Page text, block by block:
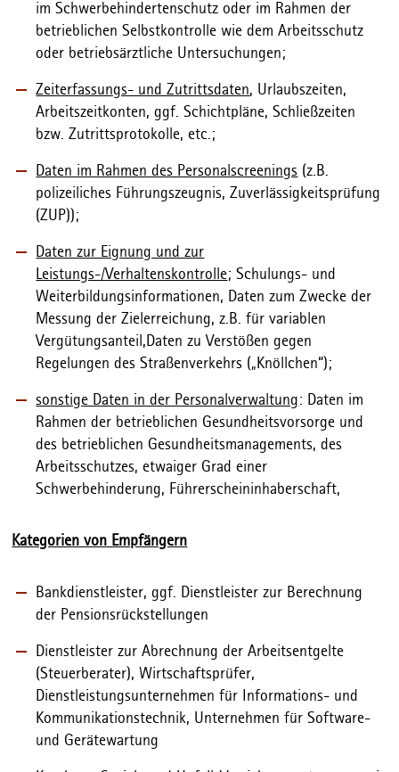
im Schwerbehindertenschutz oder im Rahmen der
betrieblichen Selbstkontrolle wie dem Arbeitsschutz
oder betriebsärztliche Untersuchungen;
Zeiterfassungs- und Zutrittsdaten, Urlaubszeiten,
Arbeitszeitkonten, ggf. Schichtpläne, Schließzeiten
bzw. Zutrittsprotokolle, etc.;
Daten im Rahmen des Personalscreenings (z.B.
polizeiliches Führungszeugnis, Zuverlässigkeitsprüfung
(ZUP));
Daten zur Eignung und zur
Leistungs-/Verhaltenskontrolle; Schulungs- und
Weiterbildungsinformationen, Daten zum Zwecke der
Messung der Zielerreichung, z.B. für variablen
Vergütungsanteil,Daten zu Verstößen gegen
Regelungen des Straßenverkehrs („Knöllchen“);
sonstige Daten in der Personalverwaltung: Daten im
Rahmen der betrieblichen Gesundheitsvorsorge und
des betrieblichen Gesundheitsmanagements, des
Arbeitsschutzes, etwaiger Grad einer
Schwerbehinderung, Führerscheininhaberschaft,
Kategorien von Empfängern
Bankdienstleister, ggf. Dienstleister zur Berechnung
der Pensionsrückstellungen
Dienstleister zur Abrechnung der Arbeitsentgelte
(Steuerberater), Wirtschaftsprüfer,
Dienstleistungsunternehmen für Informations- und
Kommunikationstechnik, Unternehmen für Software-
und Gerätewartung